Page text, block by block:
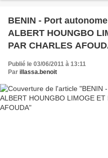
BENIN - Port
ALBERT HOUNGBO
PAR CHARLES
Publié le 03/06/2011 à 13:11
Par illassa.benoit